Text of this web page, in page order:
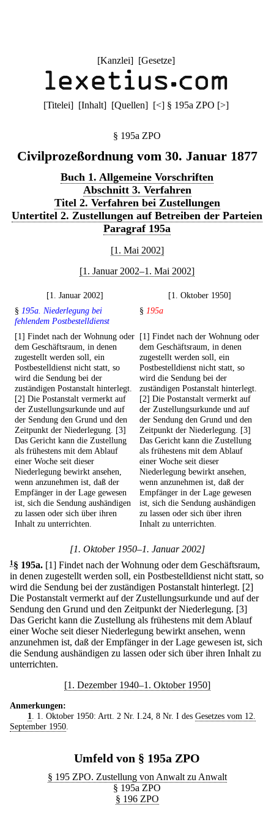
[Kanzlei] [Gesetze]
[Titelei] [Inhalt] [Quellen] [<] § 195a ZPO [>]
§ 195a ZPO
Civilprozeßordnung vom 30. Januar 1877
Buch 1. Allgemeine Vorschriften
Abschnitt 3. Verfahren
Titel 2. Verfahren bei Zustellungen
Untertitel 2. Zustellungen auf Betreiben der Parteien
Paragraf 195a
[1. Mai 2002]
[1. Januar 2002–1. Mai 2002]
[1. Januar 2002]
[1. Oktober 1950]
§ 195a. Niederlegung bei
fehlendem Postbestelldienst
§ 195a
[1] Findet nach der Wohnung oder
dem Geschäftsraum, in denen
zugestellt werden soll, ein
Postbestelldienst nicht statt, so
wird die Sendung bei der
zuständigen Postanstalt hinterlegt.
[2] Die Postanstalt vermerkt auf
der Zustellungsurkunde und auf
der Sendung den Grund und den
Zeitpunkt der Niederlegung. [3]
Das Gericht kann die Zustellung
als frühestens mit dem Ablauf
einer Woche seit dieser
Niederlegung bewirkt ansehen,
wenn anzunehmen ist, daß der
Empfänger in der Lage gewesen
ist, sich die Sendung aushändigen
zu lassen oder sich über ihren
Inhalt zu unterrichten.
[1] Findet nach der Wohnung oder
dem Geschäftsraum, in denen
zugestellt werden soll, ein
Postbestelldienst nicht statt, so
wird die Sendung bei der
zuständigen Postanstalt hinterlegt.
[2] Die Postanstalt vermerkt auf
der Zustellungsurkunde und auf
der Sendung den Grund und den
Zeitpunkt der Niederlegung. [3]
Das Gericht kann die Zustellung
als frühestens mit dem Ablauf
einer Woche seit dieser
Niederlegung bewirkt ansehen,
wenn anzunehmen ist, daß der
Empfänger in der Lage gewesen
ist, sich die Sendung aushändigen
zu lassen oder sich über ihren
Inhalt zu unterrichten.
[1. Oktober 1950–1. Januar 2002]
1§ 195a. [1] Findet nach der Wohnung oder dem Geschäftsraum,
in denen zugestellt werden soll, ein Postbestelldienst nicht statt, so
wird die Sendung bei der zuständigen Postanstalt hinterlegt. [2]
Die Postanstalt vermerkt auf der Zustellungsurkunde und auf der
Sendung den Grund und den Zeitpunkt der Niederlegung. [3]
Das Gericht kann die Zustellung als frühestens mit dem Ablauf
einer Woche seit dieser Niederlegung bewirkt ansehen, wenn
anzunehmen ist, daß der Empfänger in der Lage gewesen ist, sich
die Sendung aushändigen zu lassen oder sich über ihren Inhalt zu
unterrichten.
[1. Dezember 1940–1. Oktober 1950]
Anmerkungen:
1. 1. Oktober 1950: Artt. 2 Nr. I.24, 8 Nr. I des Gesetzes vom 12.
September 1950.
Umfeld von § 195a ZPO
§ 195 ZPO. Zustellung von Anwalt zu Anwalt
§ 195a ZPO
§ 196 ZPO